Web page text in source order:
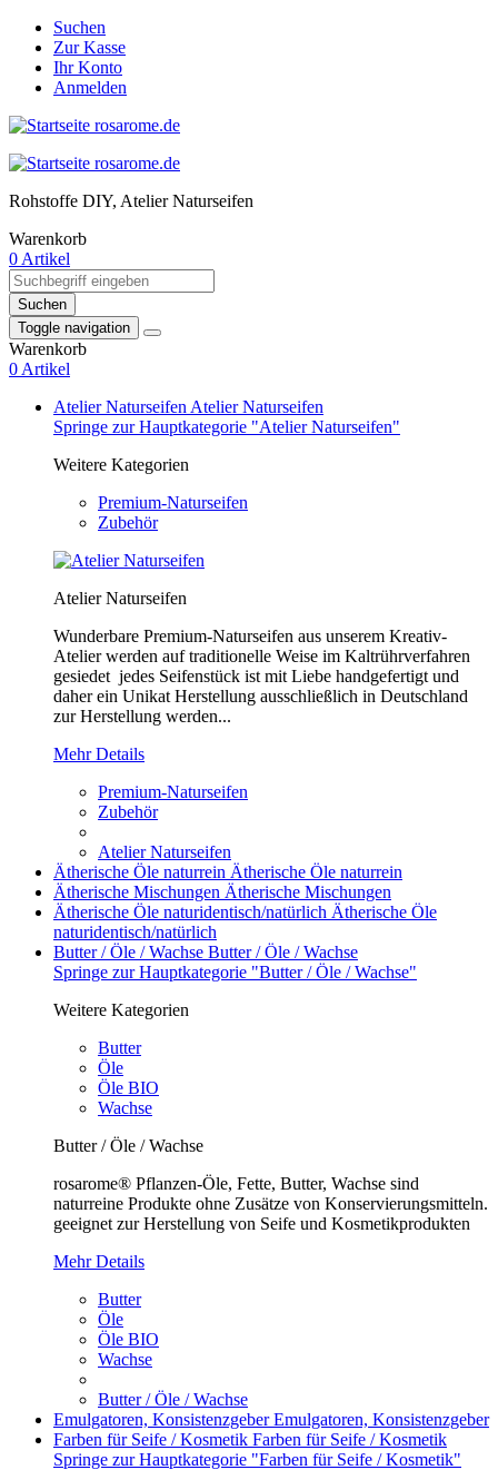
Suchen
Zur Kasse
Ihr Konto
Anmelden
Rohstoffe DIY, Atelier Naturseifen
Warenkorb
0 Artikel
Suchen
Toggle navigation
Warenkorb
0 Artikel
Atelier Naturseifen Atelier Naturseifen
Springe zur Hauptkategorie "Atelier Naturseifen"
Weitere Kategorien
Premium-Naturseifen
Zubehör
Atelier Naturseifen
Wunderbare Premium-Naturseifen aus unserem Kreativ-
Atelier werden auf traditionelle Weise im Kaltrührverfahren
gesiedet jedes Seifenstück ist mit Liebe handgefertigt und
daher ein Unikat Herstellung ausschließlich in Deutschland
zur Herstellung werden...
Mehr Details
Premium-Naturseifen
Zubehör
Atelier Naturseifen
Ätherische Öle naturrein Ätherische Öle naturrein
Ätherische Mischungen Ätherische Mischungen
Ätherische Öle naturidentisch/natürlich Ätherische Öle
naturidentisch/natürlich
Butter / Öle / Wachse Butter / Öle / Wachse
Springe zur Hauptkategorie "Butter / Öle / Wachse"
Weitere Kategorien
Butter
Öle
Öle BIO
Wachse
Butter / Öle / Wachse
rosarome® Pflanzen-Öle, Fette, Butter, Wachse sind
naturreine Produkte ohne Zusätze von Konservierungsmitteln.
geeignet zur Herstellung von Seife und Kosmetikprodukten
Mehr Details
Butter
Öle
Öle BIO
Wachse
Butter / Öle / Wachse
Emulgatoren, KonsistenzgeberEmulgatoren, Konsistenzgeber
Farben für Seife / Kosmetik Farben für Seife / Kosmetik
Springe zur Hauptkategorie "Farben für Seife / Kosmetik"